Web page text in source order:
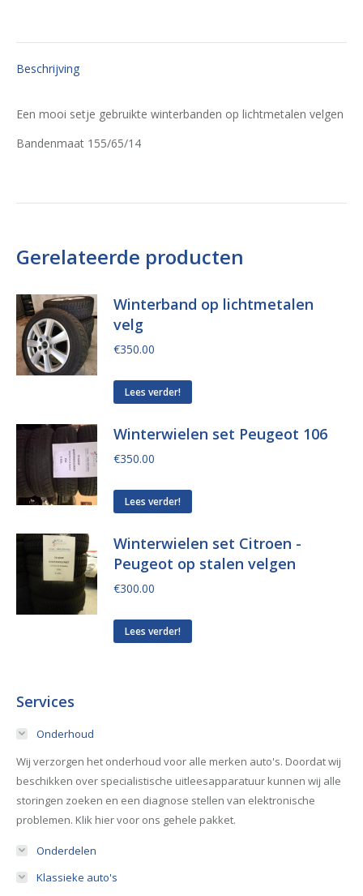
Beschrijving
Een mooi setje gebruikte winterbanden op lichtmetalen velgen
Bandenmaat 155/65/14
Gerelateerde producten
Winterband op lichtmetalen
velg
€350.00
Lees verder!
Winterwielen set Peugeot 106
€350.00
Lees verder!
Winterwielen set Citroen -
Peugeot op stalen velgen
€300.00
Lees verder!
Services
Onderhoud
Wij verzorgen het onderhoud voor alle merken auto's. Doordat wij
beschikken over specialistische uitleesapparatuur kunnen wij alle
storingen zoeken en een diagnose stellen van elektronische
problemen. Klik hier voor ons gehele pakket.
Onderdelen
Klassieke auto's